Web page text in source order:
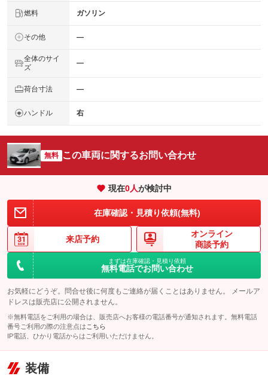
燃料 ガソリン
その他 ―
全体のサイ
ズ
―
荷台寸法 ―
ハンドル 右
無料 この車両に関するお問い合わせ
現在0人が検討中
在庫確認・見積り依頼(無料)
来店予約
オンライン
商談予約
まずは在庫確認・見積り依頼
無料電話でお問い合わせ
お気軽にどうぞ。問合せ後に何度もご連絡が届くことはありません。 メールア
ドレスは販売店に公開されません。
※無料電話をご利用の場合は、販売店へお客様の電話番号が通知されます。無料電話
番号ご利用の際の注意点は こちら
IP電話、ひかり電話からはご利用いただけません。
装備